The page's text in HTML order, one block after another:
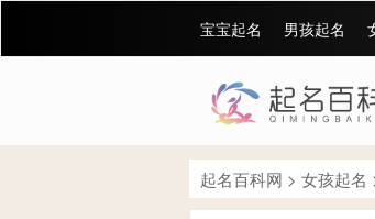
宝宝起名 男孩起名
起名百科网 > 女孩起名